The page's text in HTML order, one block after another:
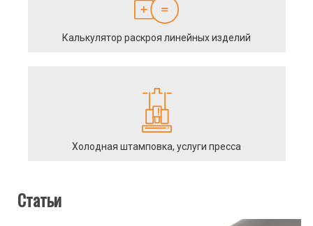
Калькулятор раскроя линейных изделий
Холодная штамповка, услуги пресса
Статьи